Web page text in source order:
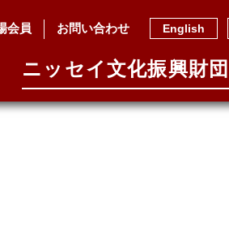
会員 お問い合わせ English
ニッセイ⽂化振興財団